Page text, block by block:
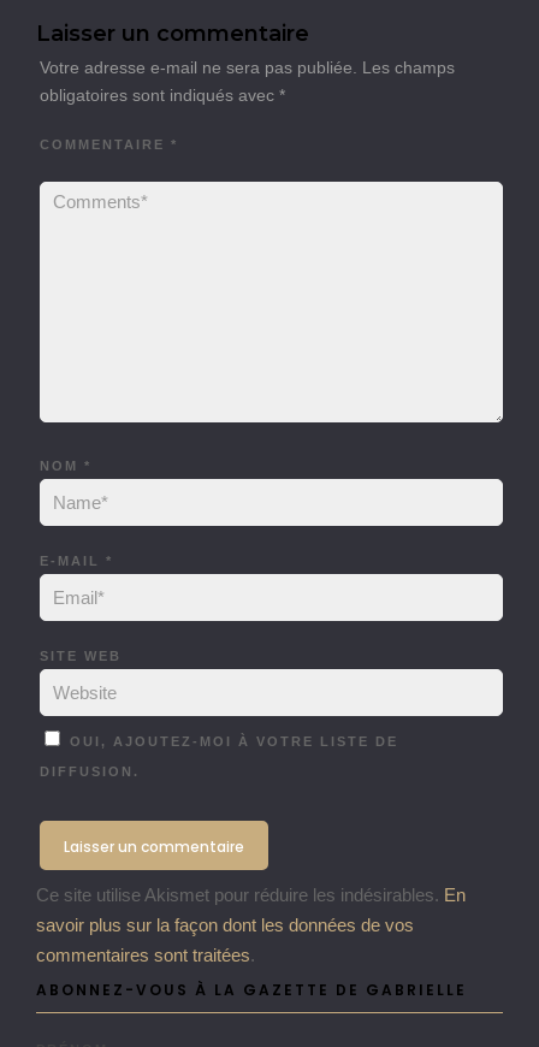
Laisser un commentaire
Votre adresse e-mail ne sera pas publiée.
Les champs
obligatoires sont indiqués avec *
COMMENTAIRE *
NOM *
E-MAIL *
SITE WEB
OUI, AJOUTEZ-MOI À VOTRE LISTE DE
DIFFUSION.
Ce site utilise Akismet pour réduire les indésirables. En
savoir plus sur la façon dont les données de vos
commentaires sont traitées.
ABONNEZ-VOUS À LA GAZETTE DE GABRIELLE